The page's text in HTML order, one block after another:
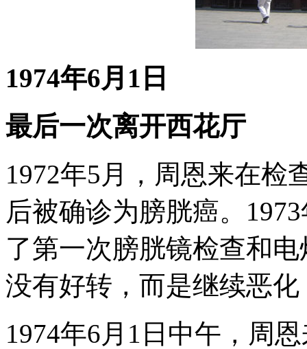
1974年6月1日
最后一次离开西花厅
1972年5月，周恩来在检
后被确诊为膀胱癌。
了第一次膀胱镜检查和
没有好转，而是继续恶
1974年6月1日中午，周